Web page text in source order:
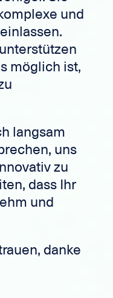
und
möglich ist,
langsam
uns
zu
dass Ihr
und
danke